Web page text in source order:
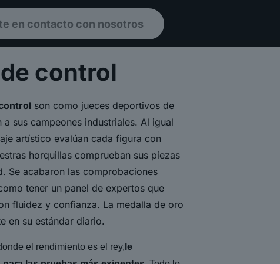
en contacto con nosotros
control
son como jueces deportivos de
sus campeones industriales. Al igual
artístico evalúan cada figura con
horquillas comprueban sus piezas
Se acabaron las comprobaciones
tener un panel de expertos que
fluidez y confianza. La medalla de oro
en su estándar diario.
el rendimiento es el rey, le